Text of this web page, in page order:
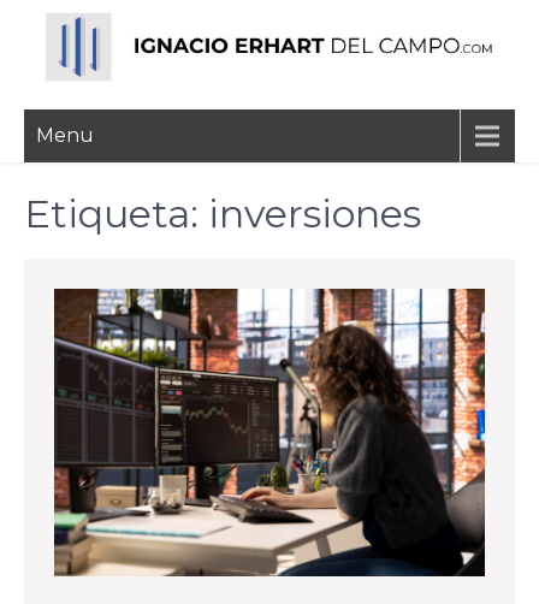
content
Ignacio Erhart del
Campo
Menu
Etiqueta: inversiones